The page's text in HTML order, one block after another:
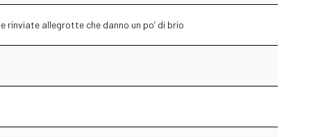
rinviate allegrotte che danno un po’ di brio